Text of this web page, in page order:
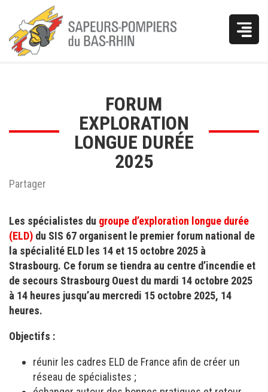
ici
FORUM
EXPLORATION
LONGUE DURÉE
2025
Partager
Les spécialistes du groupe d’exploration longue durée
(ELD) du SIS 67 organisent le premier forum national de
la spécialité ELD les 14 et 15 octobre 2025 à
Strasbourg. Ce forum se tiendra au centre d’incendie et
de secours Strasbourg Ouest du mardi 14 octobre 2025
à 14 heures jusqu’au mercredi 15 octobre 2025, 14
heures.
Objectifs :
réunir les cadres ELD de France afin de créer un
réseau de spécialistes ;